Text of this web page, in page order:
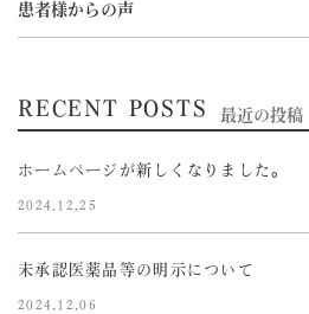
患者様からの声
RECENT POSTS 最近の投稿
ホームページが新しくなりました。
2024.12.25
未承認医薬品等の明示について
2024.12.06